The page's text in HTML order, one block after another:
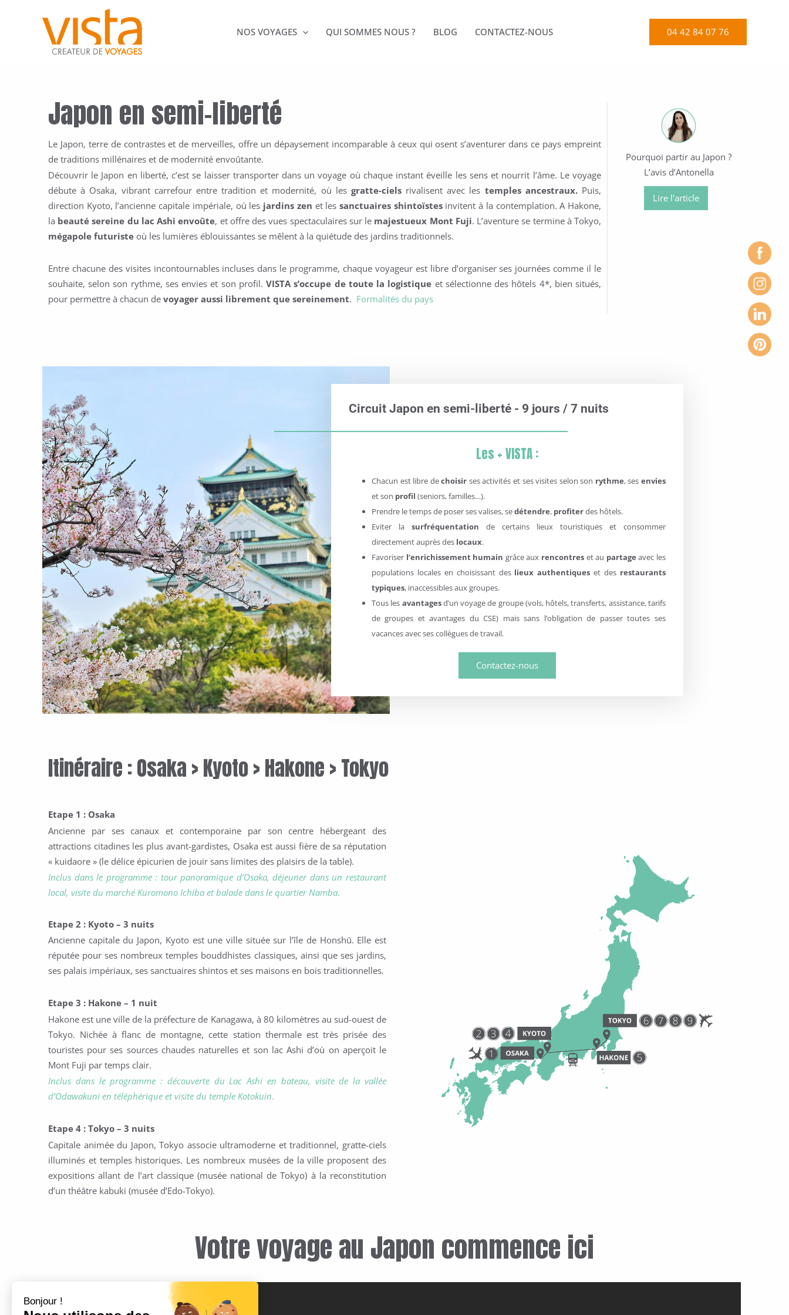
NOS VOYAGES QUI SOMMES NOUS ? BLOG CONTACTEZ-NOUS 04 42 84 07 76
Japon en semi-liberté
Le Japon, terre de contrastes et de merveilles, offre un dépaysement incomparable à ceux qui osent s’aventurer dans ce pays empreint
de traditions millénaires et de modernité envoûtante.
Découvrir le Japon en liberté, c’est se laisser transporter dans un voyage où chaque instant éveille les sens et nourrit l’âme. Le voyage
débute à Osaka, vibrant carrefour entre tradition et modernité, où les gratte-cielsrivalisent avec les temples ancestraux. Puis,
direction Kyoto, l’ancienne capitale impériale, où les jardins zen et les sanctuaires shintoïstesinvitent à la contemplation. A Hakone,
la beauté sereine du lac Ashi envoûte, et offre des vues spectaculaires sur le majestueux Mont Fuji. L’aventure se termine à Tokyo,
mégapole futuriste où les lumières éblouissantes se mêlent à la quiétude des jardins traditionnels.
Entre chacune des visites incontournables incluses dans le programme, chaque voyageur est libre d’organiser ses journées comme il le
souhaite, selon son rythme, ses envies et son profil.VISTA s’occupe de toute la logistique et sélectionne des hôtels 4*, bien situés,
pour permettre à chacun de voyager aussi librement que sereinement. Formalités du pays
Pourquoi partir au Japon ?
L’avis d’Antonella
Lire l'article
Circuit Japon en semi-liberté - 9 jours / 7 nuits
Les + VISTA :
Chacun est libre dechoisir ses activités et ses visites selon son rythme, sesenvies
et son profil (seniors, familles…).
Prendre le temps de poser ses valises, sedétendre, profiterdes hôtels.
Eviter la surfréquentation de certains lieux touristiques et consommer
directement auprès des locaux.
Favoriser l’enrichissement humain grâce aux rencontres et au partageavec les
populations locales en choisissant des lieux authentiques et des restaurants
typiques, inaccessibles aux groupes.
Tous les avantagesd’un voyage de groupe (vols, hôtels, transferts, assistance, tarifs
de groupes et avantages du CSE) mais sans l’obligation de passer toutes ses
vacances avec ses collègues de travail.
Contactez-nous
Itinéraire : Osaka > Kyoto > Hakone > Tokyo
Etape 1 : Osaka
Ancienne par ses canaux et contemporaine par son centre hébergeant des
attractions citadines les plus avant-gardistes, Osaka est aussi fière de sa réputation
« kuidaore » (le délice épicurien de jouir sans limites des plaisirs de la table).
Inclus dans le programme : tour panoramique d’Osaka, déjeuner dans un restaurant
local, visite du marché Kuromono Ichiba et balade dans le quartier Namba.
Etape 2 : Kyoto – 3 nuits
Ancienne capitale du Japon, Kyoto est une ville située sur l’île de Honshū. Elle est
réputée pour ses nombreux temples bouddhistes classiques, ainsi que ses jardins,
ses palais impériaux, ses sanctuaires shintos et ses maisons en bois traditionnelles.
Etape 3 : Hakone – 1 nuit
Hakone est une ville de la préfecture de Kanagawa, à 80 kilomètres au sud-ouest de
Tokyo. Nichée à flanc de montagne, cette station thermale est très prisée des
touristes pour ses sources chaudes naturelles et son lac Ashi d’où on aperçoit le
Mont Fuji par temps clair.
Inclus dans le programme : découverte du Lac Ashi en bateau, visite de la vallée
d’Odawakuni en téléphérique et visite du temple Kotokuin.
Etape 4 : Tokyo – 3 nuits
Capitale animée du Japon, Tokyo associe ultramoderne et traditionnel, gratte-ciels
illuminés et temples historiques. Les nombreux musées de la ville proposent des
expositions allant de l’art classique (musée national de Tokyo) à la reconstitution
d’un théâtre kabuki (musée d’Edo-Tokyo).
Votre voyage au Japon commence ici